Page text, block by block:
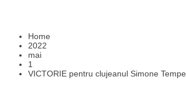
Home
2022
mai
1
VICTORIE pentru clujeanul Simone